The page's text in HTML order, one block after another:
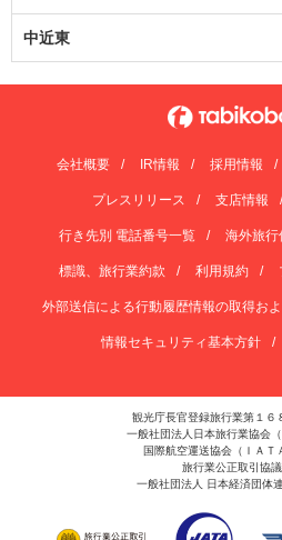
中近東
会社概要 IR情報 採用情報
プレスリリース 支店情報
行き先別 電話番号一覧 海外旅行
標識、旅行業約款 利用規約
外部送信による行動履歴情報の取得お
情報セキュリティ基本方針
観光庁長官登録旅行業第１６
一般社団法人日本旅行業協会
国際航空運送協会（ＩＡＴ
旅行業公正取引協
一般社団法人 日本経済団体